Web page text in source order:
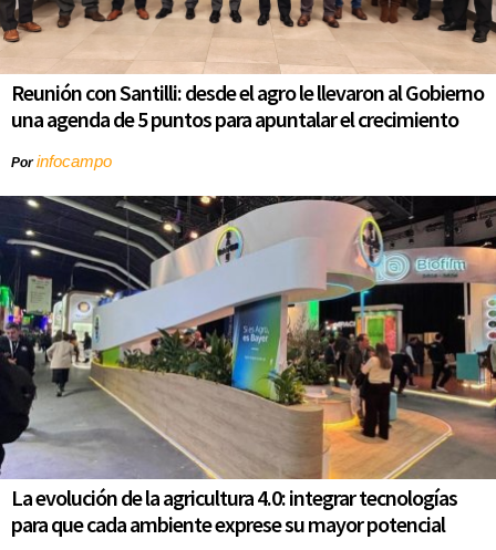
Reunión con Santilli: desde el agro le llevaron al Gobierno
una agenda de 5 puntos para apuntalar el crecimiento
Porinfocampo
La evolución de la agricultura 4.0: integrar tecnologías
para que cada ambiente exprese su mayor potencial